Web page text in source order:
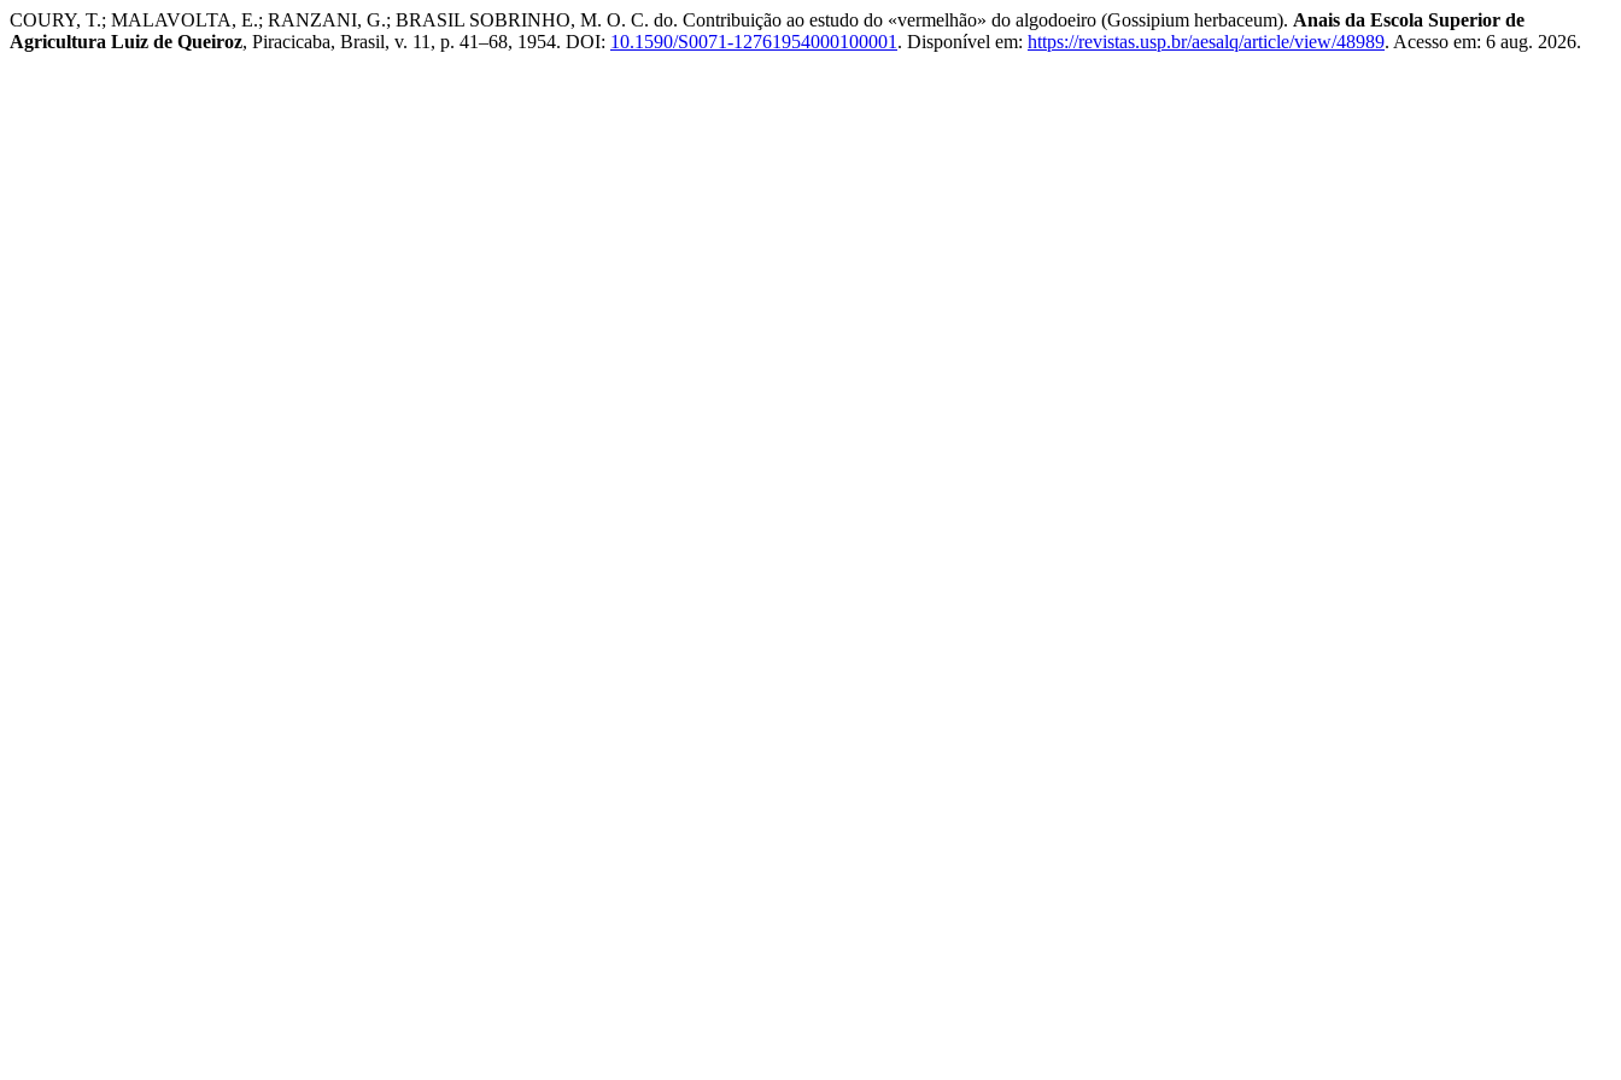
COURY, T.; MALAVOLTA, E.; RANZANI, G.; BRASIL SOBRINHO, M. O. C. do. Contribuição ao estudo do «vermelhão» do algodoeiro (Gossipium herbaceum). Anais da Escola Superior de
Agricultura Luiz de Queiroz, Piracicaba, Brasil, v. 11, p. 41–68, 1954. DOI: 10.1590/S0071-12761954000100001 . Disponível em: https://revistas.usp.br/aesalq/article/view/48989. Acesso em: 6 aug. 2026.